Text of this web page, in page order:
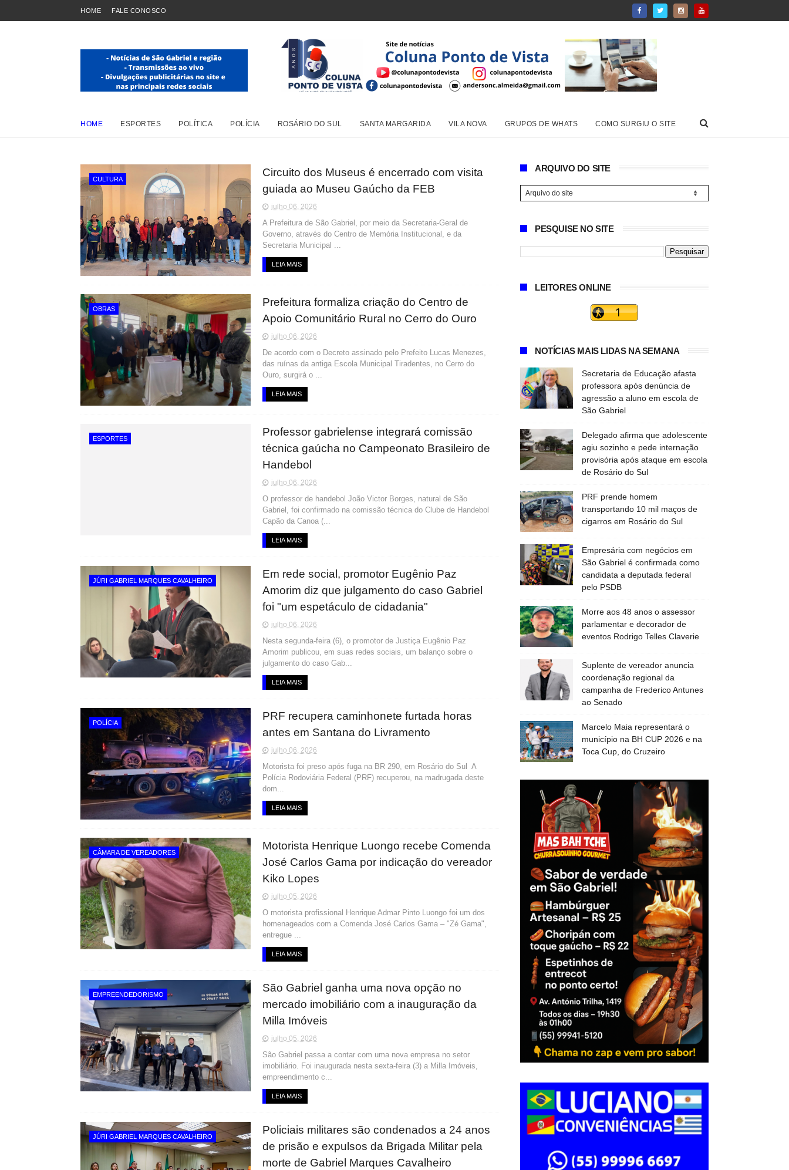
HOME FALE CONOSCO
HOME ESPORTES POLÍTICA POLÍCIA ROSÁRIO DO SUL SANTA MARGARIDA VILA NOVA GRUPOS DE WHATS COMO SURGIU O SITE
CULTURA
Circuito dos Museus é encerrado com visita
guiada ao Museu Gaúcho da FEB
julho 06, 2026
A Prefeitura de São Gabriel, por meio da Secretaria-Geral de
Governo, através do Centro de Memória Institucional, e da
Secretaria Municipal ...
LEIA MAIS
OBRAS
Prefeitura formaliza criação do Centro de
Apoio Comunitário Rural no Cerro do Ouro
julho 06, 2026
De acordo com o Decreto assinado pelo Prefeito Lucas Menezes,
das ruínas da antiga Escola Municipal Tiradentes, no Cerro do
Ouro, surgirá o ...
LEIA MAIS
ESPORTES
Professor gabrielense integrará comissão
técnica gaúcha no Campeonato Brasileiro de
Handebol
julho 06, 2026
O professor de handebol João Victor Borges, natural de São
Gabriel, foi confirmado na comissão técnica do Clube de Handebol
Capão da Canoa (...
LEIA MAIS
JÚRI GABRIEL MARQUES CAVALHEIRO
Em rede social, promotor Eugênio Paz
Amorim diz que julgamento do caso Gabriel
foi "um espetáculo de cidadania"
julho 06, 2026
Nesta segunda-feira (6), o promotor de Justiça Eugênio Paz
Amorim publicou, em suas redes sociais, um balanço sobre o
julgamento do caso Gab...
LEIA MAIS
POLÍCIA
PRF recupera caminhonete furtada horas
antes em Santana do Livramento
julho 06, 2026
Motorista foi preso após fuga na BR 290, em Rosário do Sul A
Polícia Rodoviária Federal (PRF) recuperou, na madrugada deste
dom...
LEIA MAIS
CÂMARA DE VEREADORES
Motorista Henrique Luongo recebe Comenda
José Carlos Gama por indicação do vereador
Kiko Lopes
julho 05, 2026
O motorista profissional Henrique Admar Pinto Luongo foi um dos
homenageados com a Comenda José Carlos Gama – "Zé Gama",
entregue ...
LEIA MAIS
EMPREENDEDORISMO
São Gabriel ganha uma nova opção no
mercado imobiliário com a inauguração da
Milla Imóveis
julho 05, 2026
São Gabriel passa a contar com uma nova empresa no setor
imobiliário. Foi inaugurada nesta sexta-feira (3) a Milla Imóveis,
empreendimento c...
LEIA MAIS
JÚRI GABRIEL MARQUES CAVALHEIRO
Policiais militares são condenados a 24 anos
de prisão e expulsos da Brigada Militar pela
morte de Gabriel Marques Cavalheiro
ARQUIVO DO SITE
PESQUISE NO SITE
LEITORES ONLINE
NOTÍCIAS MAIS LIDAS NA SEMANA
Secretaria de Educação afasta
professora após denúncia de
agressão a aluno em escola de
São Gabriel
Delegado afirma que adolescente
agiu sozinho e pede internação
provisória após ataque em escola
de Rosário do Sul
PRF prende homem
transportando 10 mil maços de
cigarros em Rosário do Sul
Empresária com negócios em
São Gabriel é confirmada como
candidata a deputada federal
pelo PSDB
Morre aos 48 anos o assessor
parlamentar e decorador de
eventos Rodrigo Telles Claverie
Suplente de vereador anuncia
coordenação regional da
campanha de Frederico Antunes
ao Senado
Marcelo Maia representará o
município na BH CUP 2026 e na
Toca Cup, do Cruzeiro